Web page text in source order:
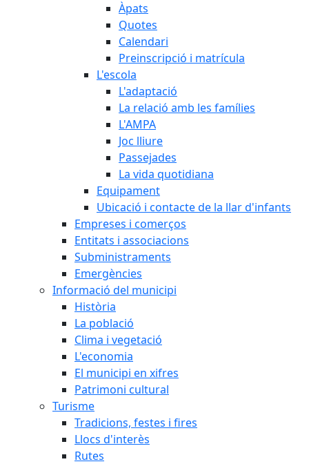
Àpats
Quotes
Calendari
Preinscripció i matrícula
L'escola
L'adaptació
La relació amb les famílies
L'AMPA
Joc lliure
Passejades
La vida quotidiana
Equipament
Ubicació i contacte de la llar d'infants
Empreses i comerços
Entitats i associacions
Subministraments
Emergències
Informació del municipi
Història
La població
Clima i vegetació
L'economia
El municipi en xifres
Patrimoni cultural
Turisme
Tradicions, festes i fires
Llocs d'interès
Rutes